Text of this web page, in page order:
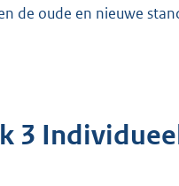
de oude en nieuwe
3